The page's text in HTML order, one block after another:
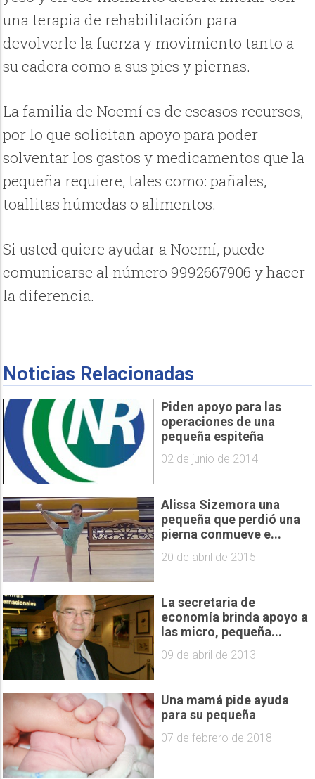
una terapia de rehabilitación para
devolverle la fuerza y movimiento tanto a
su cadera como a sus pies y piernas.
La familia de Noemí es de escasos recursos,
por lo que solicitan apoyo para poder
solventar los gastos y medicamentos que la
pequeña requiere, tales como: pañales,
toallitas húmedas o alimentos.
Si usted quiere ayudar a Noemí, puede
comunicarse al número 9992667906 y hacer
la diferencia.
Noticias Relacionadas
Piden apoyo para las
operaciones de una
pequeña espiteña
02 de junio de 2014
Alissa Sizemora una
pequeña que perdió una
pierna conmueve e...
20 de abril de 2015
La secretaria de
economía brinda apoyo a
las micro, pequeña...
09 de abril de 2013
Una mamá pide ayuda
para su pequeña
07 de febrero de 2018